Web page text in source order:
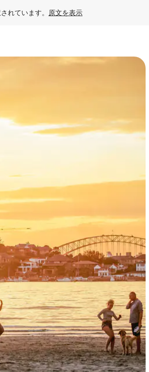
れています。 原文を表示
イプして検索結果を確認することができます。